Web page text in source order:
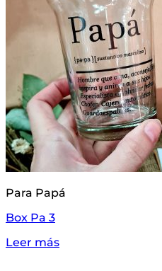
Para Papá
Box Pa 3
Leer más